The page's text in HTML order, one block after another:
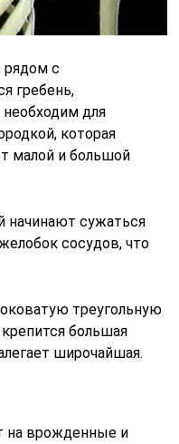
рядом с
гребень,
для
которая
малой и большой
начинают сужаться
сосудов, что
треугольную
большая
широчайшая.
на врожденные и